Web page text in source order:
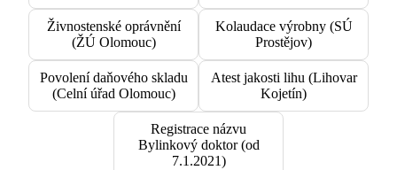
Živnostenské oprávnění
(ŽÚ Olomouc)
Kolaudace výrobny (SÚ
Prostějov)
Povolení daňového skladu
(Celní úřad Olomouc)
Atest jakosti lihu (Lihovar
Kojetín)
Registrace názvu
Bylinkový doktor (od
7.1.2021)